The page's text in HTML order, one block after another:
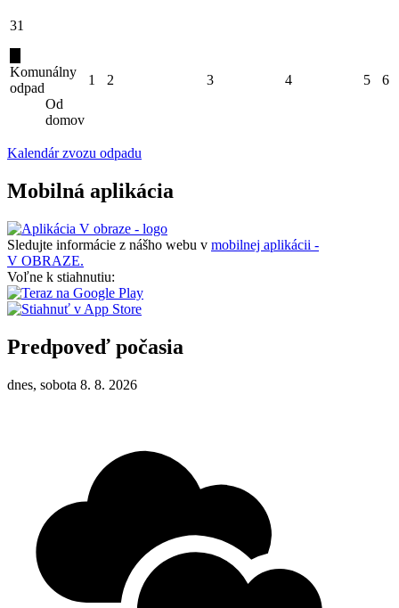
31
Komunálny
odpad
Od
domov
1 2 3 4 5 6
Kalendár zvozu odpadu
Mobilná aplikácia
Sledujte informácie z nášho webu v mobilnej aplikácii -
V OBRAZE.
Voľne k stiahnutiu:
Predpoveď počasia
dnes, sobota 8. 8. 2026